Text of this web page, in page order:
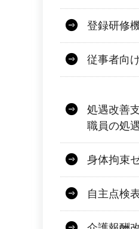
登録研修
従事者向
処遇改善
職員の処
身体拘束
自主点検